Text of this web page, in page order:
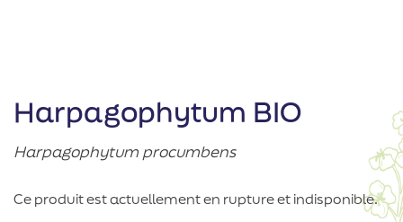
Harpagophytum BIO
Harpagophytum procumbens
Ce produit est actuellement en rupture et indisponible.